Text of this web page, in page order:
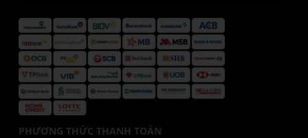
PHƯƠNG THỨC THANH TOÁN